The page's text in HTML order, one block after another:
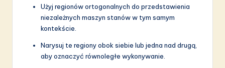
Użyj regionów ortogonalnych do przedstawienia
niezależnych maszyn stanów w tym samym
kontekście.
Narysuj te regiony obok siebie lub jedna nad drugą,
aby oznaczyć równoległe wykonywanie.